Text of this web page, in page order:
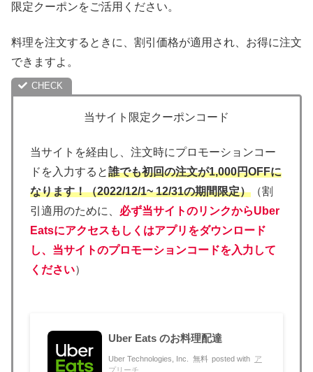
限定クーポンをご活用ください。
料理を注文するときに、割引価格が適用され、お得に注文
できますよ。
当サイト限定クーポンコード
当サイトを経由し、注文時にプロモーションコー
ドを入力すると誰でも初回の注文が1,000円OFFに
なります！（2022/12/1~ 12/31の期間限定） （割
引適用のために、 必ず当サイトのリンクからUber
Eatsにアクセスもしくはアプリをダウンロード
し、当サイトのプロモーションコードを入力して
ください）
Uber Eats のお料理配達
Uber Technologies, Inc. 無料 posted with ア
プリーチ